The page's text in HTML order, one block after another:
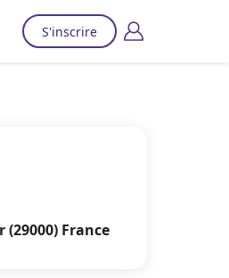
S'inscrire
(29000) France